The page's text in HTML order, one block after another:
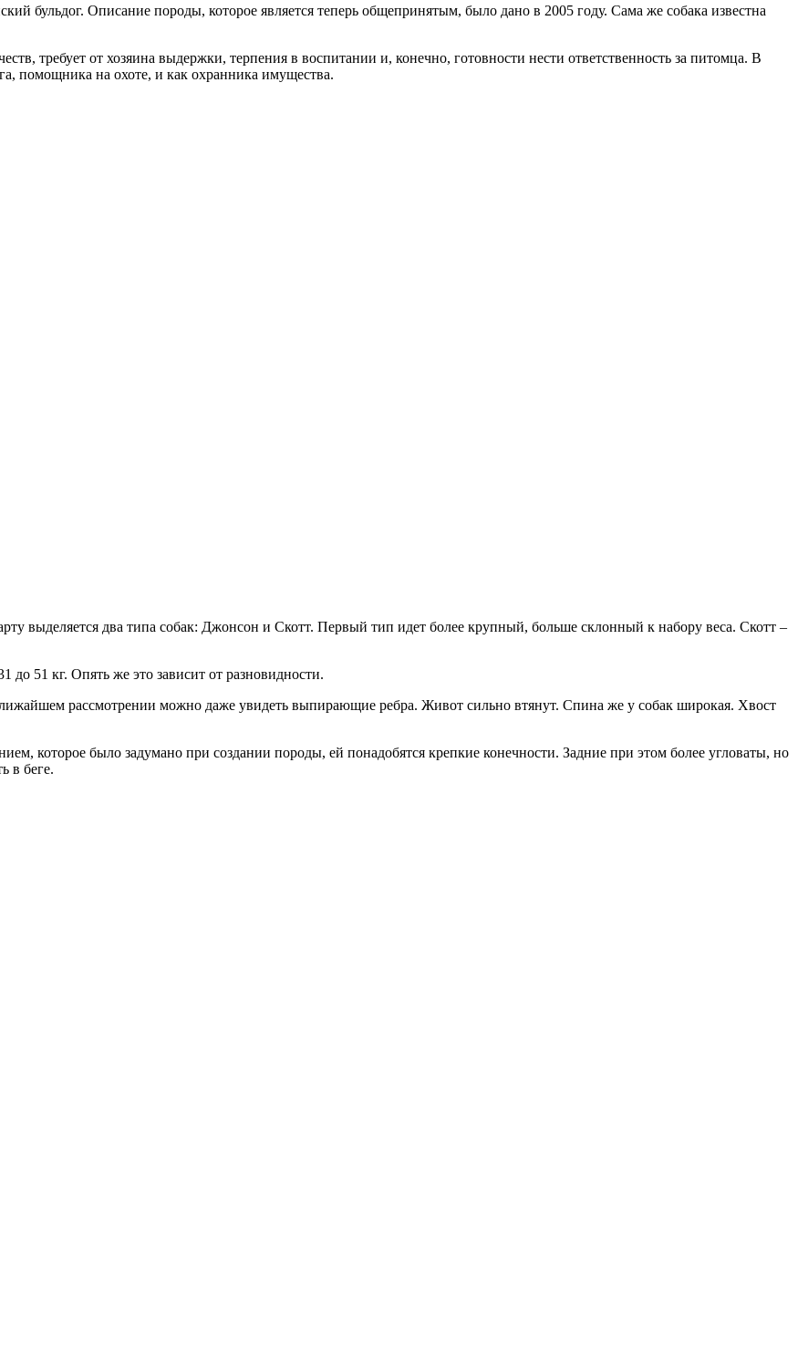
бульдог. Описание породы, которое является теперь общепринятым, было дано в 2005 году. Сама же собака известна
требует от хозяина выдержки, терпения в воспитании и, конечно, готовности нести ответственность за питомца. В
помощника на охоте, и как охранника имущества.
выделяется два типа собак: Джонсон и Скотт. Первый тип идет более крупный, больше склонный к набору веса. Скотт –
до 51 кг. Опять же это зависит от разновидности.
рассмотрении можно даже увидеть выпирающие ребра. Живот сильно втянут. Спина же у собак широкая. Хвост
которое было задумано при создании породы, ей понадобятся крепкие конечности. Задние при этом более угловаты, но
в беге.